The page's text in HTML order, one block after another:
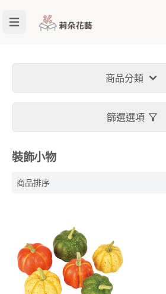
商品分類
篩選選項
裝飾小物